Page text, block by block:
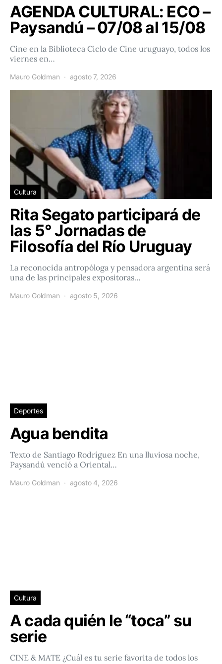
AGENDA CULTURAL: ECO –
Paysandú – 07/08 al 15/08
Cine en la Biblioteca Ciclo de Cine uruguayo, todos los
viernes en…
Mauro Goldman agosto 7, 2026
Cultura
Rita Segato participará de
las 5° Jornadas de
Filosofía del Río Uruguay
La reconocida antropóloga y pensadora argentina será
una de las principales expositoras…
Mauro Goldman agosto 5, 2026
Deportes
Agua bendita
Texto de Santiago Rodríguez En una lluviosa noche,
Paysandú venció a Oriental…
Mauro Goldman agosto 4, 2026
Cultura
A cada quién le “toca” su
serie
CINE & MATE ¿Cuál es tu serie favorita de todos los